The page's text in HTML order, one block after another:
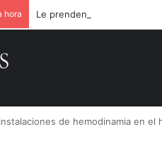
hora Le prenden fuego a
de hemodinamia en el